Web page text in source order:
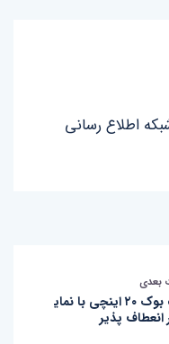
اطلاع رسانی
بعدی
مک بوک ۲۰ اینچی با نمای
پذیر